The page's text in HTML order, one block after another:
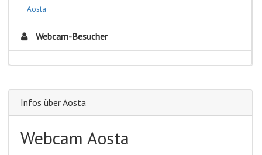
Aosta
Webcam-Besucher
Infos über Aosta
Webcam Aosta